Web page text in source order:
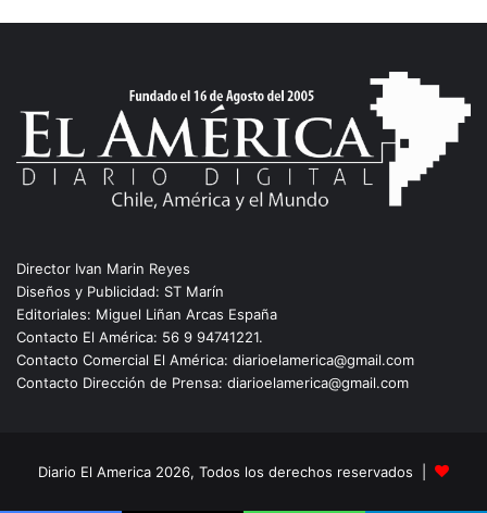
Director Ivan Marin Reyes
Diseños y Publicidad: ST Marín
Editoriales: Miguel Liñan Arcas España
Contacto El América: 56 9 94741221.
Contacto Comercial El América: diarioelamerica@gmail.com
Contacto Dirección de Prensa: diarioelamerica@gmail.com
Diario El America 2026, Todos los derechos reservados |